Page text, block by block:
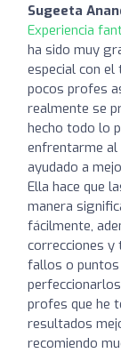
Sugeeta
Experiencia
ha sido muy
especial con el
pocos profes
realmente se
hecho todo lo
enfrentarme al
ayudado a
Ella hace que
manera
fácilmente,
correcciones y
fallos o
profes que he
resultados
recomiendo